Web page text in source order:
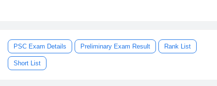
PSC Exam Details Preliminary Exam Result Rank List
Short List